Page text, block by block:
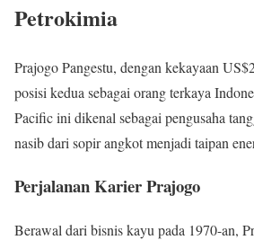
Petrokimia
Prajogo Pangestu, dengan kekayaan
posisi kedua sebagai orang terkaya
Pacific ini dikenal sebagai pengusaha
nasib dari sopir angkot menjadi taipan
Perjalanan Karier Prajogo
Berawal dari bisnis kayu pada 1970-an,